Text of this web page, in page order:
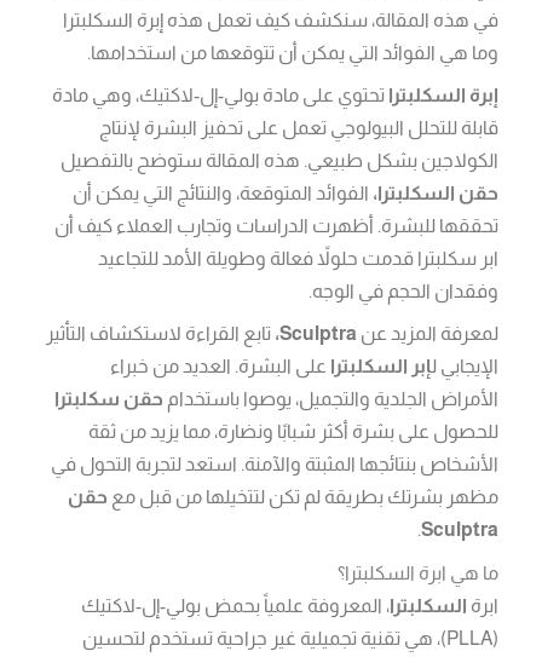
في هذه المقالة، سنكشف كيف تعمل هذه إبرة السكلبترا
وما هي الفوائد التي يمكن أن تتوقعها من استخدامها.
إبرة السكلبترا تحتوي على مادة بولي-إل-لاكتيك، وهي مادة
قابلة للتحلل البيولوجي تعمل على تحفيز البشرة لإنتاج
الكولاجين بشكل طبيعي. هذه المقالة ستوضح بالتفصيل
حقن السكلبترا، الفوائد المتوقعة، والنتائج التي يمكن أن
تحققها للبشرة. أظهرت الدراسات وتجارب العملاء كيف أن
ابر سكلبترا قدمت حلولاً فعالة وطويلة الأمد للتجاعيد
وفقدان الحجم في الوجه.
لمعرفة المزيد عن
تابع القراءة لاستكشاف التأثير
الإيجابي لإبر السكلبترا على البشرة. العديد من خبراء
الأمراض الجلدية والتجميل، يوصوا باستخدام حقن سكلبترا
للحصول على بشرة أكثر شبابًا ونضارة، مما يزيد من ثقة
الأشخاص بنتائجها المثبتة والآمنة. استعد لتجربة التحول في
مظهر بشرتك بطريقة لم تكن لتتخيلها من قبل مع حقن
Sculptra
.
ما هي ابرة السكلبترا؟
ابرة السكلبترا، المعروفة علمياً بحمض بولي-إل-لاكتيك
(PLLA)، هي تقنية تجميلية غير جراحية تستخدم لتحسين